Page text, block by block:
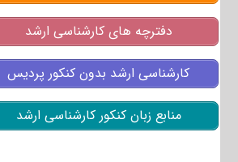
دفترچه های کارشناسی ارشد
کارشناسی ارشد بدون کنکور پردیس
منابع زبان کنکور کارشناسی ارشد